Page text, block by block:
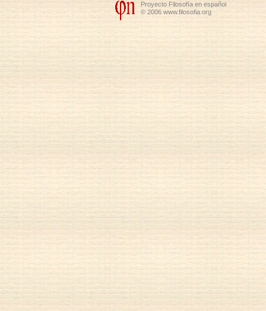
Proyecto Filosofía en español
© 2006 www.filosofia.org